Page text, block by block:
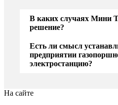
В каких случаях Мини
решение?
Есть ли смысл
предприятии
электростанцию?
На сайте